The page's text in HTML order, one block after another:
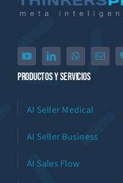
Productos Y Servicios
AI Seller Medical
AI Seller Business
AI Sales Flow